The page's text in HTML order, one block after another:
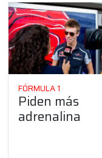
FÓRMULA 1
Piden más
adrenalina